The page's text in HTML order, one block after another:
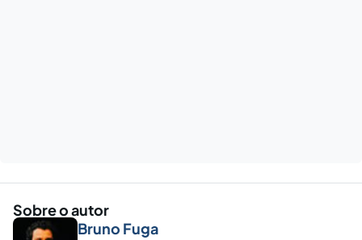
Sobre o autor
Bruno Fuga